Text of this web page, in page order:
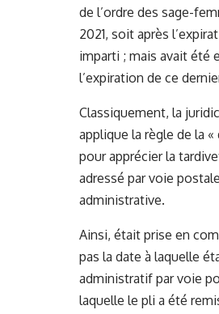
de l’ordre des sage-
2021, soit après
imparti ; mais avait été
l’expiration de ce
Classiquement, la
applique la règle de la
pour apprécier la
adressé par voie
administrative.
Ainsi, était prise en
pas la date à laquelle
administratif par voie
laquelle le pli a été